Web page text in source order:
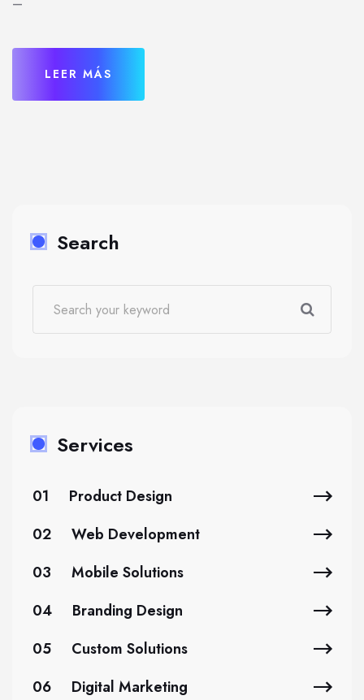
LEER MÁS
Search
Services
01
Product Design
02
Web Development
03
Mobile Solutions
04
Branding Design
05
Custom Solutions
06
Digital Marketing